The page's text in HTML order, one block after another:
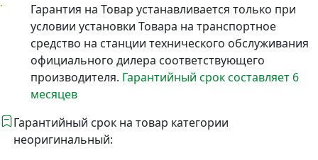
Гарантия на Товар устанавливается только при
условии установки Товара на транспортное
средство на станции технического обслуживания
официального дилера соответствующего
производителя. Гарантийный срок составляет 6
месяцев
Гарантийный срок на товар категории
неоригинальный: